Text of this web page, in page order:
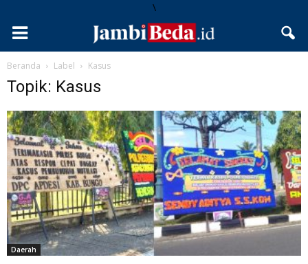
\
Beranda Label Kasus
Topik: Kasus
Daerah